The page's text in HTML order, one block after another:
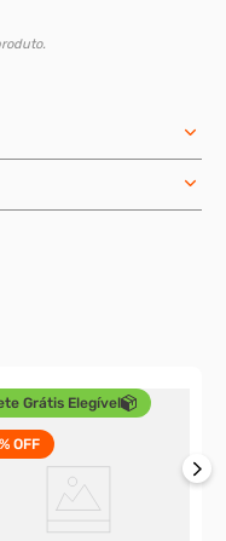
Grátis Elegível
OFF